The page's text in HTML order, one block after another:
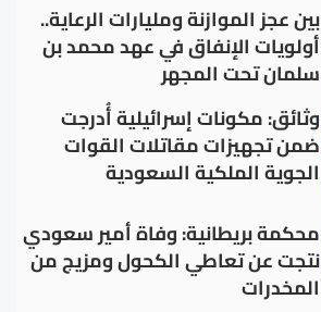
بين عجز الموازنة ومليارات الرعاية..
أولويات الإنفاق في عهد محمد بن
سلمان تحت المجهر
وثائق: مكونات إسرائيلية أُدرجت
ضمن تجهيزات مقاتلات القوات
الجوية الملكية السعودية
محكمة بريطانية: وفاة أمير سعودي
نتجت عن تعاطي الكحول ومزيج من
المخدرات